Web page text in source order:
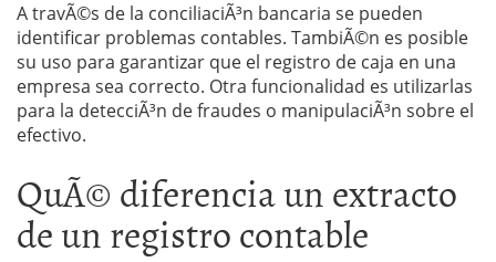
A travÃ©s de la conciliaciÃ³n bancaria se pueden
identificar problemas contables. TambiÃ©n es posible
su uso para garantizar que el registro de caja en una
empresa sea correcto. Otra funcionalidad es utilizarlas
para la detecciÃ³n de fraudes o manipulaciÃ³n sobre el
efectivo.
QuÃ© diferencia un extracto
de un registro contable